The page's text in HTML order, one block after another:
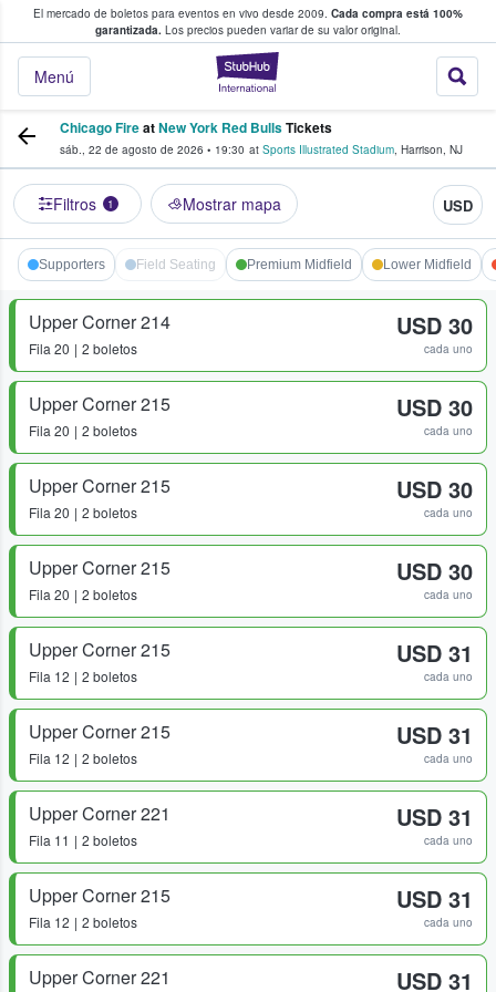
El mercado de boletos para eventos en vivo desde 2009. Cada compra está 100%
garantizada. Los precios pueden variar de su valor original.
StubHub: donde
Menú
fans compran y venden boletos
Chicago FireatNew York Red BullsTickets
sáb., 22 de agosto de 2026 • 19:30 at Sports Illustrated Stadium, Harrison, NJ
Filtros 1 Mostrar mapa USD
Supporters Field Seating Premium Midfield Lower Midfield
Upper Corner 214
Fila 20 2 boletos
USD 30
cada uno
Upper Corner 215
Fila 20 2 boletos
USD 30
cada uno
Upper Corner 215
Fila 20 2 boletos
USD 30
cada uno
Upper Corner 215
Fila 20 2 boletos
USD 30
cada uno
Upper Corner 215
Fila 12 2 boletos
USD 31
cada uno
Upper Corner 215
Fila 12 2 boletos
USD 31
cada uno
Upper Corner 221
Fila 11 2 boletos
USD 31
cada uno
Upper Corner 215
Fila 12 2 boletos
USD 31
cada uno
Upper Corner 221 USD 31